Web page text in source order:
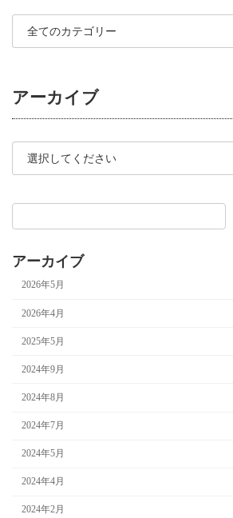
アーカイブ
アーカイブ
2026年5月
2026年4月
2025年5月
2024年9月
2024年8月
2024年7月
2024年5月
2024年4月
2024年2月